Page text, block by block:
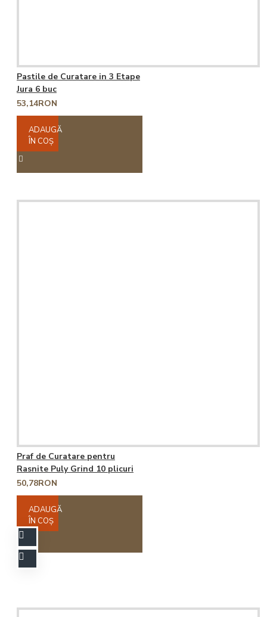
Pastile de Curatare in 3 Etape
Jura 6 buc
53,14RON
ADAUGĂ
ÎN COŞ
Praf de Curatare pentru
Rasnite Puly Grind 10 plicuri
50,78RON
ADAUGĂ
ÎN COŞ